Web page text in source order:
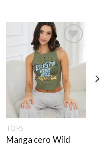
TOPS
Manga cero Wild